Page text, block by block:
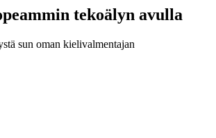
tekoälyn avulla
sun oman kielivalmentajan